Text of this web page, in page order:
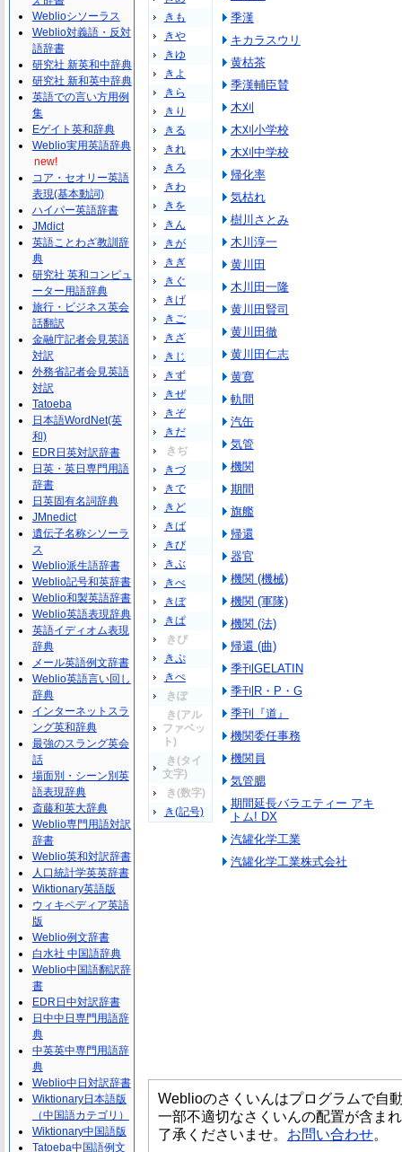
きも
きや
きゆ
きよ
きら
きり
きる
きれ
きろ
きわ
きを
きん
きが
きぎ
きぐ
きげ
きご
きざ
きじ
きず
きぜ
きぞ
きだ
きぢ
きづ
きで
きど
きば
きび
きぶ
きべ
きぼ
きぱ
きぴ
きぷ
きぺ
きぽ
き(アル
ファベッ
ト)
き(タイ
文字)
き(数字)
き(記号)
季漢
キカラスウリ
黄枯茶
季漢輔臣賛
木刈
木刈小学校
木刈中学校
帰化率
気枯れ
樹川さとみ
木川淳一
黄川田
木川田一隆
黄川田賢司
黄川田徹
黄川田仁志
黄寛
軌間
汽缶
気管
機関
期間
旗艦
帰還
器官
機関 (機械)
機関 (軍隊)
機関 (法)
帰還 (曲)
季刊GELATIN
季刊R・P・G
季刊『道』
機関委任事務
機関員
気管腮
期間延長バラエティー アキ
トム! DX
汽罐化学工業
汽罐化学工業株式会社
Weblioのさくいんはプログラムで自
一部不適切なさくいんの配置が含ま
了承くださいませ。 お問い合わせ。
Weblioシソーラス
Weblio対義語・反対
語辞書
研究社 新英和中辞典
研究社 新和英中辞典
英語での言い方用例
集
Eゲイト英和辞典
Weblio実用英語辞典
new!
コア・セオリー英語
表現(基本動詞)
ハイパー英語辞書
JMdict
英語ことわざ教訓辞
典
研究社 英和コンピュ
ーター用語辞典
旅行・ビジネス英会
話翻訳
金融庁記者会見英語
対訳
外務省記者会見英語
対訳
Tatoeba
日本語WordNet(英
和)
EDR日英対訳辞書
日英・英日専門用語
辞書
日英固有名詞辞典
JMnedict
遺伝子名称シソーラ
ス
Weblio派生語辞書
Weblio記号和英辞書
Weblio和製英語辞書
Weblio英語表現辞典
英語イディオム表現
辞典
メール英語例文辞書
Weblio英語言い回し
辞典
インターネットスラ
ング英和辞典
最強のスラング英会
話
場面別・シーン別英
語表現辞典
斎藤和英大辞典
Weblio専門用語対訳
辞書
Weblio英和対訳辞書
人口統計学英英辞書
Wiktionary英語版
ウィキペディア英語
版
Weblio例文辞書
白水社 中国語辞典
Weblio中国語翻訳辞
書
EDR日中対訳辞書
日中中日専門用語辞
典
中英英中専門用語辞
典
Weblio中日対訳辞書
Wiktionary日本語版
（中国語カテゴリ）
Wiktionary中国語版
Tatoeba中国語例文